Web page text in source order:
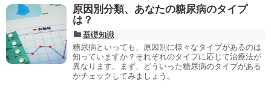
原因別分類、あなたの糖尿病のタイプ
は？
基礎知識
糖尿病といっても、原因別に様々なタイプがあるのは
知っていますか？それぞれのタイプに応じて治療法が
異なります。まず、どういった糖尿病のタイプがある
かチェックしてみましょう。